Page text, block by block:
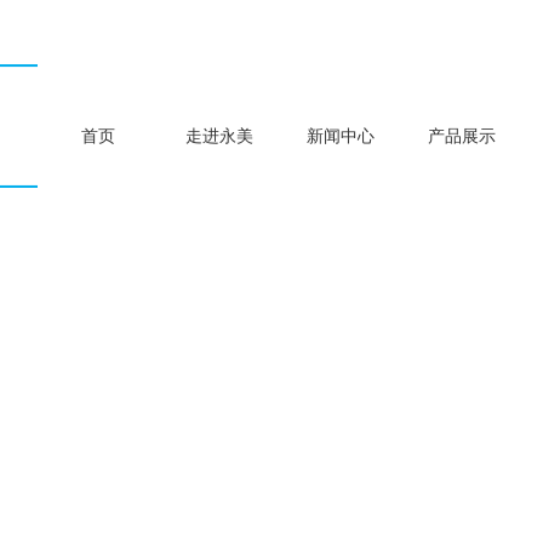
首页 走进永美 新闻中心 产品展示